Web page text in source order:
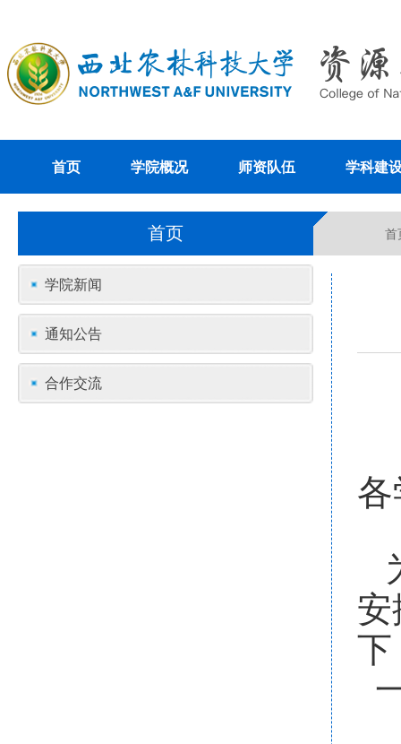
首页 学院概况 师资队伍 学科建
首页 首
学院新闻
通知公告
合作交流